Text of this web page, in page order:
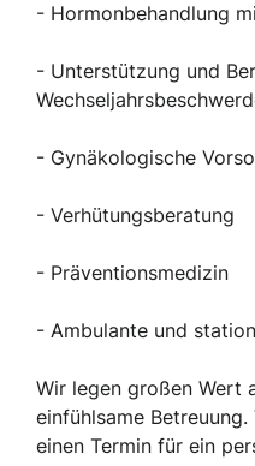
- Hormonbehandlung
- Unterstützung und
- Gynäkologische
- Verhütungsberatung
- Präventionsmedizin
- Ambulante und
Wir legen großen Wert
einfühlsame
einen Termin für ein